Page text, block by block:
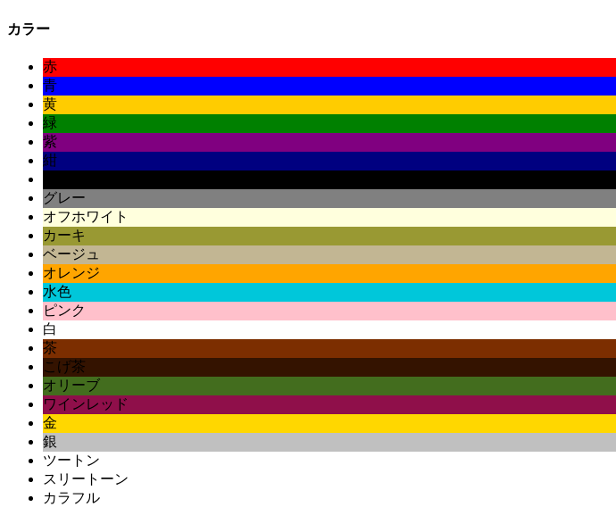
カラー
赤
青
黄
緑
紫
紺
グレー
オフホワイト
カーキ
ベージュ
オレンジ
水色
ピンク
白
茶
こげ茶
オリーブ
ワインレッド
金
銀
ツートン
スリートーン
カラフル